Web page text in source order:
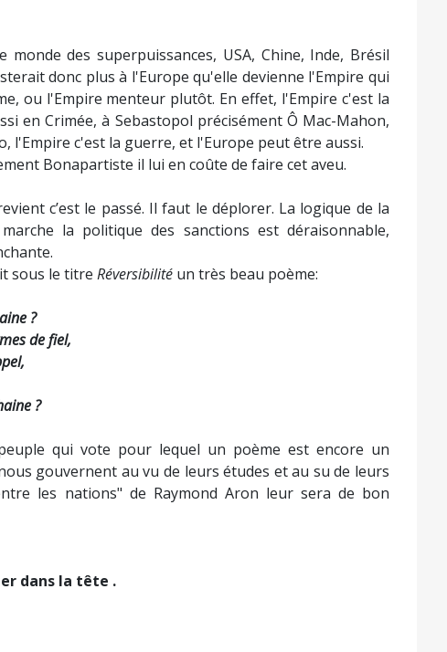
des superpuissances, USA, Chine, Inde, Brésil
donc plus à l'Europe qu'elle devienne l'Empire qui
ou l'Empire menteur plutôt. En effet, l'Empire c'est la
en Crimée, à Sebastopol précisément Ô Mac-Mahon,
l'Empire c'est la guerre, et l'Europe peut être aussi.
Bonapartiste il lui en coûte de faire cet aveu.
c’est le passé. Il faut le déplorer. La logique de la
la politique des sanctions est déraisonnable,
sous le titre Réversibilité un très beau poème:
?
de fiel,
?
qui vote pour lequel un poème est encore un
gouvernent au vu de leurs études et au su de leurs
les nations" de Raymond Aron leur sera de bon
dans la tête .